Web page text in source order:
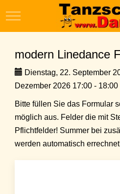
Mobile Menu Toggle
modern Linedance
Dienstag, 22. September
Dezember 2026 17:00 - 18:00
Bitte füllen Sie das Formular
möglich aus. Felder die mit
Pflichtfelder! Summer bei
werden automatisch